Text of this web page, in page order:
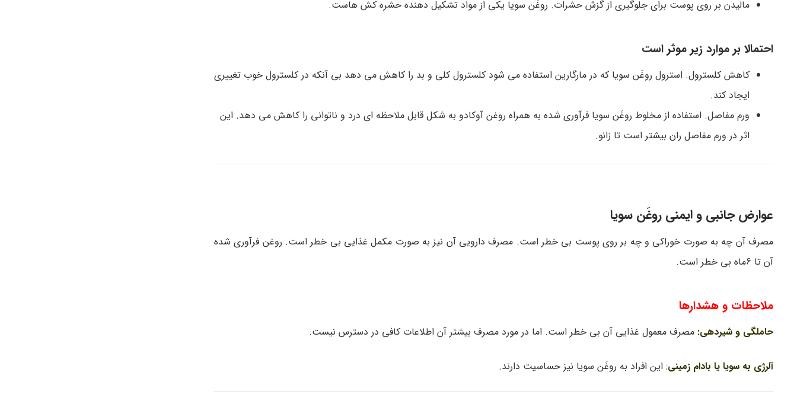
مالیدن بر روی پوست برای جلوگیری از گزش حشرات. روغَن سویا یکی از مواد تشکیل دهنده حشره کش هاست.
احتمالا بر موارد زیر موثر است
کاهش کلسترول. استرول روغَن سویا که در مارگارین استفاده می شود کلسترول کلی و بد را کاهش می دهد بی آنکه در کلسترول خوب تغییری
ایجاد کند.
ورم مفاصل. استفاده از مخلوط روغَن سویا فرآوری شده به همراه روغن آوکادو به شکل قابل ملاحظه ای درد و ناتوانی را کاهش می دهد. این
اثر در ورم مفاصل ران بیشتر است تا زانو.
عوارض جانبی و ایمنی روغَن سویا
مصرف آن چه به صورت خوراکی و چه بر روی پوست بی خطر است. مصرف دارویی آن نیز به صورت مکمل غذایی بی خطر است. روغن فرآوری شده
آن تا 6ماه بی خطر است.
ملاحظات و هشدارها
حاملگی و شیردهی: مصرف معمول غذایی آن بی خطر است. اما در مورد مصرف بیشتر آن اطلاعات کافی در دسترس نیست.
آلرژی به سویا یا بادام زمینی: این افراد به روغَن سویا نیز حساسیت دارند.